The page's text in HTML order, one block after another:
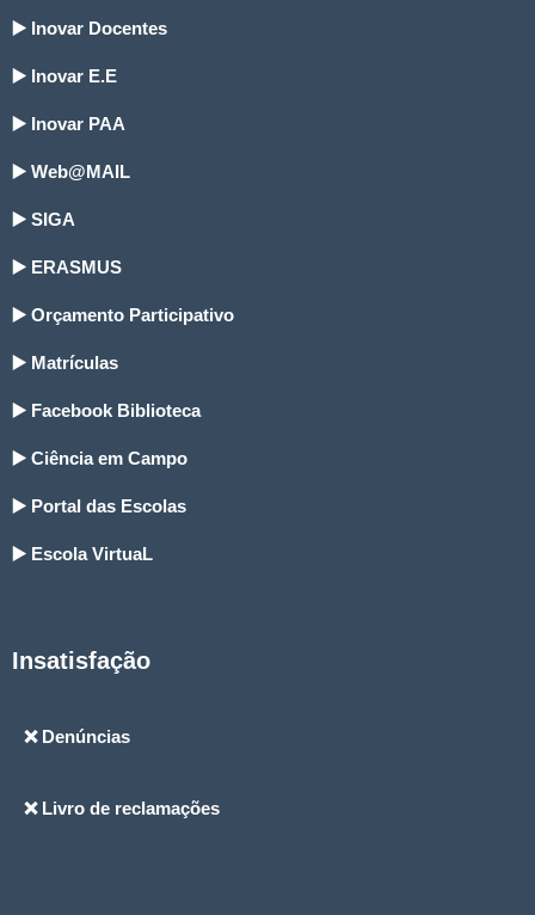
▶️ Inovar Docentes
▶️ Inovar E.E
▶️ Inovar PAA
▶️ Web@MAIL
▶️ SIGA
▶️ ERASMUS
▶️ Orçamento Participativo
▶️ Matrículas
▶️ Facebook Biblioteca
▶️ Ciência em Campo
▶️ Portal das Escolas
▶️ Escola VirtuaL
Insatisfação
❌ Denúncias
❌ Livro de reclamações